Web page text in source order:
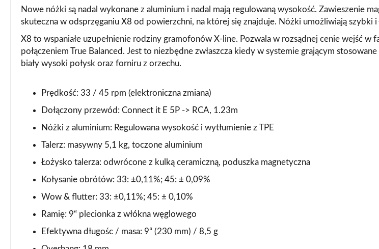
Nowe nóżki są nadal wykonane z aluminium i nadal mają regulowaną wysokość. Zawieszenie
skuteczna w odsprzęganiu X8 od powierzchni, na której się znajduje. Nóżki umożliwiają szybki
X8 to wspaniałe uzupełnienie rodziny gramofonów X-line. Pozwala w rozsądnej cenie wejść
połączeniem True Balanced. Jest to niezbędne zwłaszcza kiedy w systemie grającym
biały wysoki połysk oraz forniru z orzechu.
Prędkość: 33 / 45 rpm (elektroniczna zmiana)
Dołączony przewód: Connect it E 5P -> RCA, 1.23m
Nóżki z aluminium: Regulowana wysokość i wytłumienie z TPE
Talerz: masywny 5,1 kg, toczone aluminium
Łożysko talerza: odwrócone z kulką ceramiczną, poduszka magnetyczna
Kołysanie obrótów: 33: ±0,11%; 45: ± 0,09%
Wow & flutter: 33: ±0,11%; 45: ± 0,10%
Ramię: 9“ plecionka z włókna węglowego
Efektywna długośc / masa: 9“ (230 mm) / 8,5 g